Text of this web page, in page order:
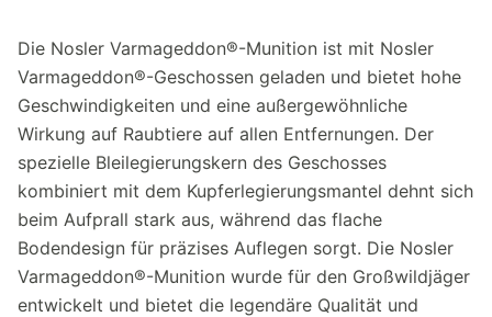
Die Nosler Varmageddon®-Munition ist mit Nosler
Varmageddon®-Geschossen geladen und bietet hohe
Geschwindigkeiten und eine außergewöhnliche
Wirkung auf Raubtiere auf allen Entfernungen. Der
spezielle Bleilegierungskern des Geschosses
kombiniert mit dem Kupferlegierungsmantel dehnt sich
beim Aufprall stark aus, während das flache
Bodendesign für präzises Auflegen sorgt. Die Nosler
Varmageddon®-Munition wurde für den Großwildjäger
entwickelt und bietet die legendäre Qualität und